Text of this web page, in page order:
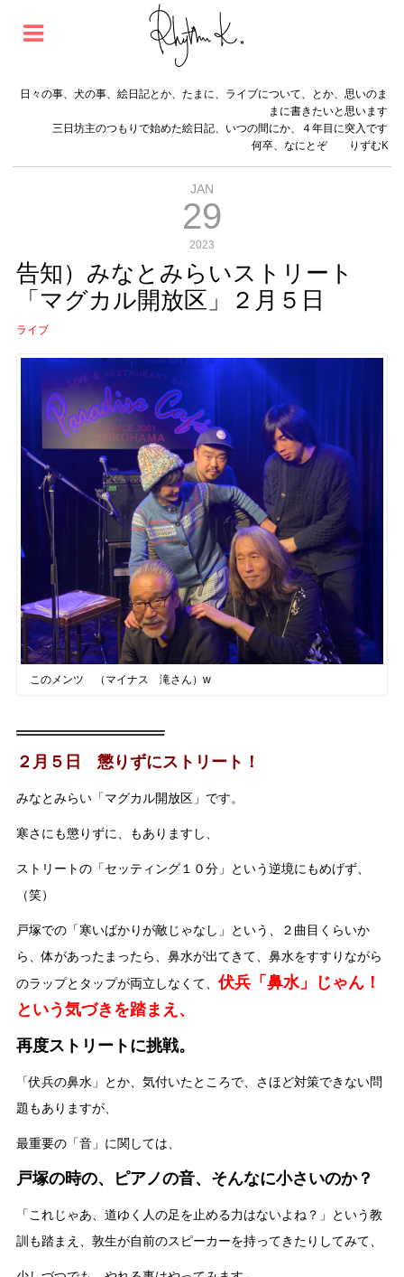
日々の事、犬の事、絵日記とか、たまに、ライブについて、とか、思いのま
まに書きたいと思います
三日坊主のつもりで始めた絵日記、いつの間にか、４年目に突入です
何卒、なにとぞ りずむK
JAN
29
2023
告知）みなとみらいストリート
「マグカル開放区」２月５日
ライブ
このメンツ （マイナス 滝さん）w
２月５日 懲りずにストリート！
みなとみらい「マグカル開放区」です。
寒さにも懲りずに、もありますし、
ストリートの「セッティング１０分」という逆境にもめげず、
（笑）
戸塚での「寒いばかりが敵じゃなし」という、２曲目くらいか
ら、体があったまったら、鼻水が出てきて、鼻水をすすりながら
のラップとタップが両立しなくて、 伏兵「鼻水」じゃん！
という気づきを踏まえ、
再度ストリートに挑戦。
「伏兵の鼻水」とか、気付いたところで、さほど対策できない問
題もありますが、
最重要の「音」に関しては、
戸塚の時の、ピアノの音、そんなに小さいのか？
「これじゃあ、道ゆく人の足を止める力はないよね？」という教
訓も踏まえ、敦生が自前のスピーカーを持ってきたりしてみて、